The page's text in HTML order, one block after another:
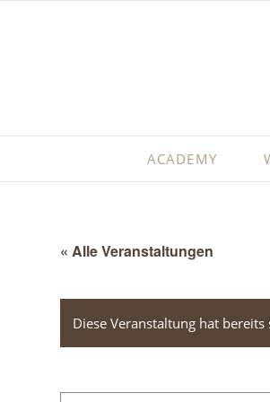
ACADEMY
« Alle Veranstaltungen
Diese Veranstaltung hat